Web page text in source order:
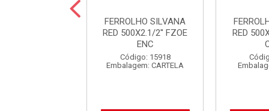
FERROLHO SILVANA
RED 500X2.1/2'' FZOE
ENC
Código: 15918
Embalagem: CARTELA
RED